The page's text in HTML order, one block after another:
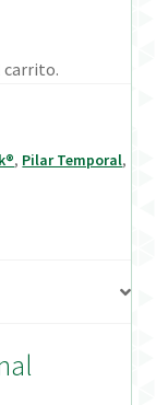
carrito.
, Pilar Temporal,